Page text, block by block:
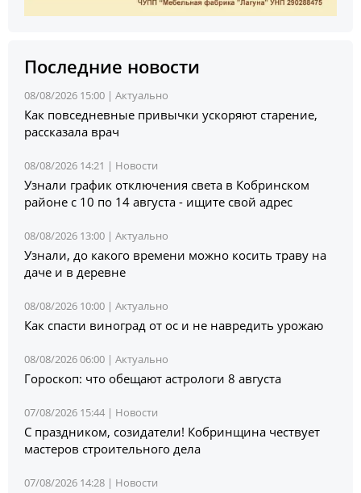
Последние новости
08/08/2026 15:00 | Актуально
Как повседневные привычки ускоряют старение,
рассказала врач
08/08/2026 14:21 | Новости
Узнали график отключения света в Кобринском
районе с 10 по 14 августа - ищите свой адрес
08/08/2026 13:00 | Актуально
Узнали, до какого времени можно косить траву на
даче и в деревне
08/08/2026 10:00 | Актуально
Как спасти виноград от ос и не навредить урожаю
08/08/2026 06:00 | Актуально
Гороскоп: что обещают астрологи 8 августа
07/08/2026 15:44 | Новости
С праздником, созидатели! Кобринщина чествует
мастеров строительного дела
07/08/2026 14:28 | Новости